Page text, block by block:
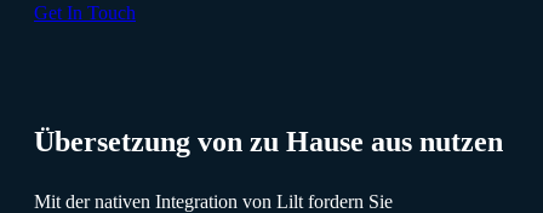
Get In Touch
Übersetzung von zu Hause aus nutzen
Mit der nativen Integration von Lilt fordern Sie